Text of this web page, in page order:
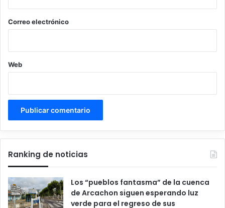
*
Correo electrónico
Web
Ranking de noticias
Los “pueblos fantasma” de la cuenca
de Arcachon siguen esperando luz
verde para el regreso de sus